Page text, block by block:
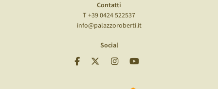
Contatti
T +39 0424 522537
info@palazzoroberti.it
Social